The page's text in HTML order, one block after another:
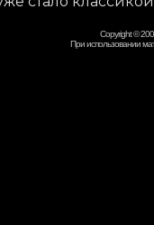
Copyright ©
При использовании